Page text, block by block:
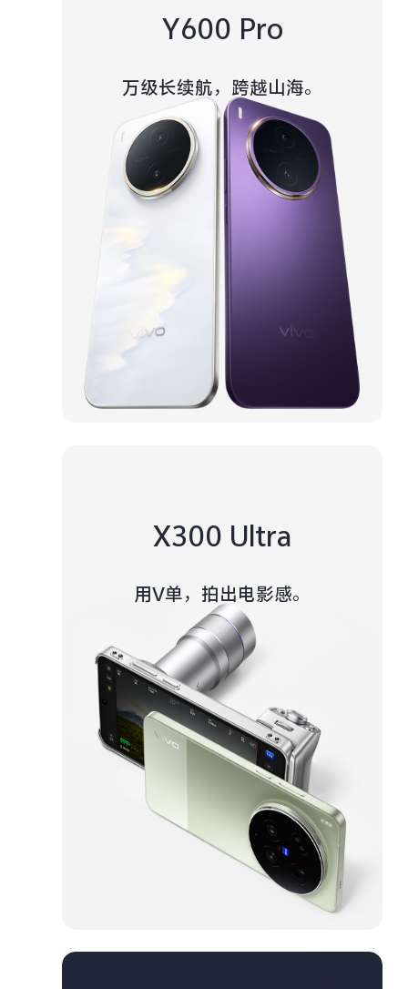
Y600 Pro
万级长续航，跨越山海。
X300 Ultra
用V单，拍出电影感。